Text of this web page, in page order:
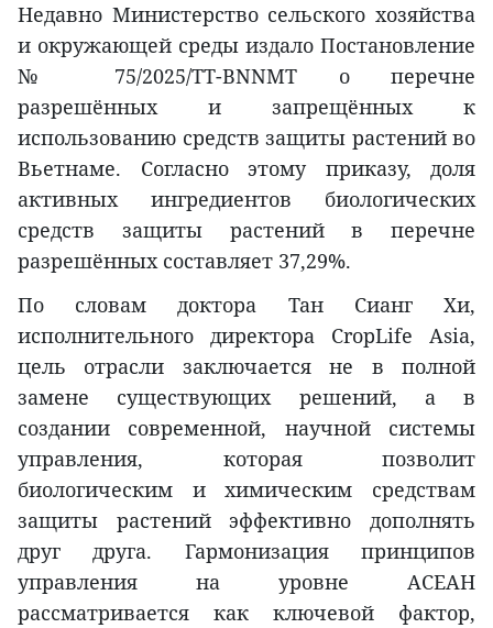
Недавно Министерство сельского хозяйства
и окружающей среды издало Постановление
№ 75/2025/TT-BNNMT о перечне
разрешённых и запрещённых к
использованию средств защиты растений во
Вьетнаме. Согласно этому приказу, доля
активных ингредиентов биологических
средств защиты растений в перечне
разрешённых составляет 37,29%.
По словам доктора Тан Сианг Хи,
исполнительного директора CropLife Asia,
цель отрасли заключается не в полной
замене существующих решений, а в
создании современной, научной системы
управления, которая позволит
биологическим и химическим средствам
защиты растений эффективно дополнять
друг друга. Гармонизация принципов
управления на уровне АСЕАН
рассматривается как ключевой фактор,